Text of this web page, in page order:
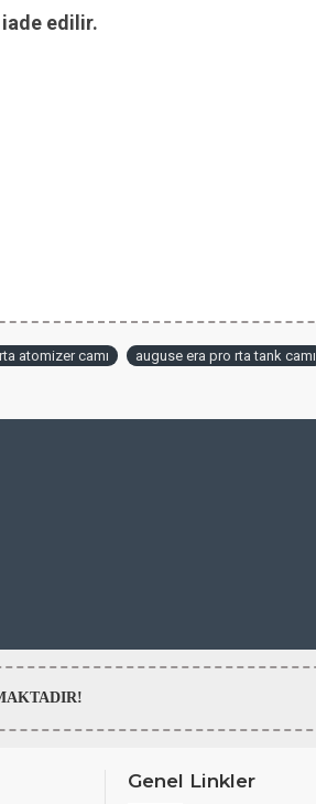
edilir.
atomizer camı auguse era pro rta tank camı
Genel Linkler